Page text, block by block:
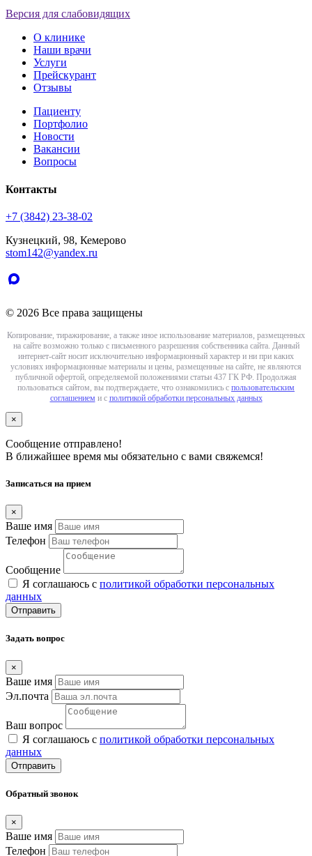
Версия для слабовидящих
О клинике
Наши врачи
Услуги
Прейскурант
Отзывы
Пациенту
Портфолио
Новости
Вакансии
Вопросы
Контакты
+7 (3842) 23-38-02
Кузнецкий, 98, Кемерово
stom142@yandex.ru
© 2026 Все права защищены
Копирование, тиражирование, а также иное использование материалов, размещенных
на сайте возможно только с письменного разрешения собственника сайта. Данный
интернет-сайт носит исключительно информационный характер и ни при каких
условиях информационные материалы и цены, размещенные на сайте, не являются
публичной офертой, определяемой положениями статьи 437 ГК РФ. Продолжая
пользоваться сайтом, вы подтверждаете, что ознакомились с пользовательским
соглашением и с политикой обработки персональных данных
×
Сообщение отправлено!
В ближайшее время мы обязательно с вами свяжемся!
Записаться на прием
×
Ваше имя
Телефон
Сообщение
Я соглашаюсь с политикой обработки персональных
данных
Отправить
Задать вопрос
×
Ваше имя
Эл.почта
Ваш вопрос
Я соглашаюсь с политикой обработки персональных
данных
Отправить
Обратный звонок
×
Ваше имя
Телефон